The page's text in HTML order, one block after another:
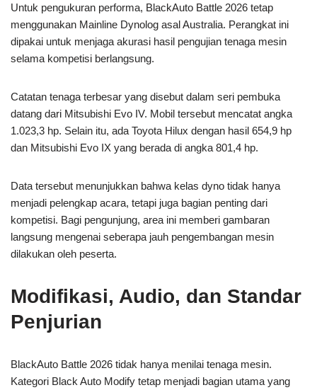
Untuk pengukuran performa, BlackAuto Battle 2026 tetap
menggunakan Mainline Dynolog asal Australia. Perangkat ini
dipakai untuk menjaga akurasi hasil pengujian tenaga mesin
selama kompetisi berlangsung.
Catatan tenaga terbesar yang disebut dalam seri pembuka
datang dari Mitsubishi Evo IV. Mobil tersebut mencatat angka
1.023,3 hp. Selain itu, ada Toyota Hilux dengan hasil 654,9 hp
dan Mitsubishi Evo IX yang berada di angka 801,4 hp.
Data tersebut menunjukkan bahwa kelas dyno tidak hanya
menjadi pelengkap acara, tetapi juga bagian penting dari
kompetisi. Bagi pengunjung, area ini memberi gambaran
langsung mengenai seberapa jauh pengembangan mesin
dilakukan oleh peserta.
Modifikasi, Audio, dan Standar
Penjurian
BlackAuto Battle 2026 tidak hanya menilai tenaga mesin.
Kategori Black Auto Modify tetap menjadi bagian utama yang